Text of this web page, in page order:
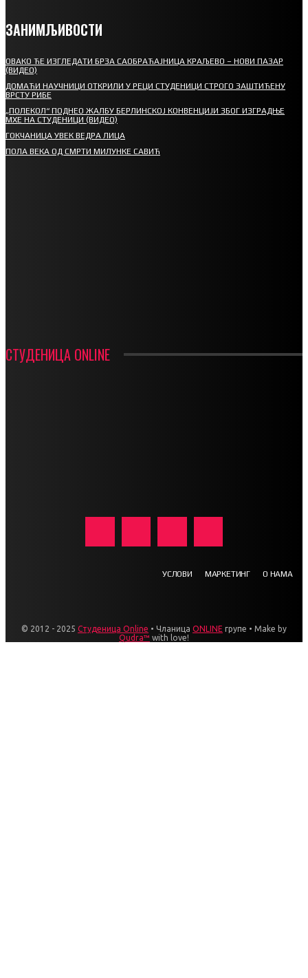
ЗАНИМЉИВОСТИ
ОВАКО ЋЕ ИЗГЛЕДАТИ БРЗА САОБРАЋАЈНИЦА КРАЉЕВО – НОВИ ПАЗАР
(ВИДЕО)
ДОМАЋИ НАУЧНИЦИ ОТКРИЛИ У РЕЦИ СТУДЕНИЦИ СТРОГО ЗАШТИЋЕНУ
ВРСТУ РИБЕ
„ПОЛЕКОЛ“ ПОДНЕО ЖАЛБУ БЕРЛИНСКОЈ КОНВЕНЦИЈИ ЗБОГ ИЗГРАДЊЕ
МХЕ НА СТУДЕНИЦИ (ВИДЕО)
ГОКЧАНИЦА УВЕК ВЕДРА ЛИЦА
ПОЛА ВЕКА ОД СМРТИ МИЛУНКЕ САВИЋ
СТУДЕНИЦА ONLINE
УСЛОВИ МАРКЕТИНГ О НАМА
© 2012 - 2025 Студеница Online • Чланица ONLINE групе • Make by
Qudra™ with love!